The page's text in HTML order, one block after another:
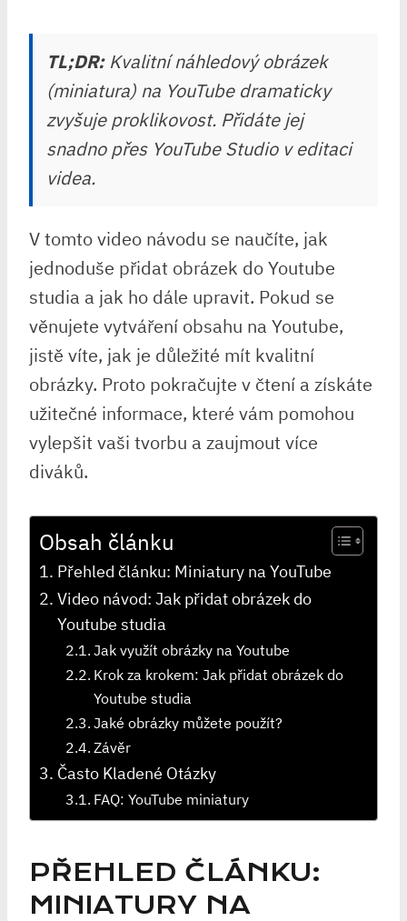
TL;DR:Kvalitní náhledový obrázek
(miniatura) na YouTube dramaticky
zvyšuje proklikovost. Přidáte jej
snadno přes YouTube Studio v editaci
videa.
V tomto video návodu se naučíte, jak
jednoduše přidat obrázek do Youtube
studia a jak ho dále upravit. Pokud se
věnujete vytváření obsahu na Youtube,
jistě víte, jak je důležité mít kvalitní
obrázky. Proto pokračujte v čtení a získáte
užitečné informace, které vám pomohou
vylepšit vaši tvorbu a zaujmout více
diváků.
Obsah článku
Přehled článku: Miniatury na YouTube
Video návod: Jak přidat obrázek do
Youtube studia
Jak využít obrázky na Youtube
Krok za krokem: Jak přidat obrázek do
Youtube studia
Jaké obrázky můžete použít?
Závěr
Často Kladené Otázky
FAQ: YouTube miniatury
PŘEHLED ČLÁNKU:
MINIATURY NA